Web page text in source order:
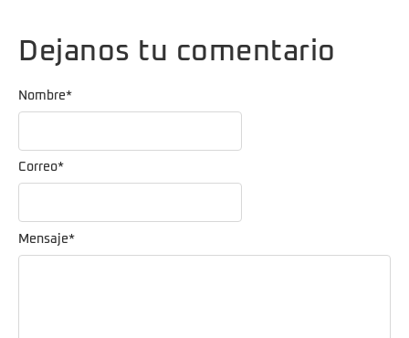
Dejanos tu comentario
Mensaje*
Nombre*
Correo*